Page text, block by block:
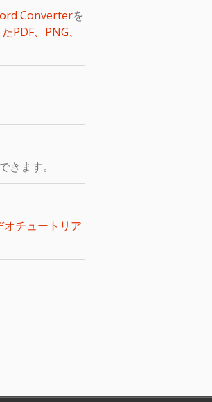
Converterを
PDF、PNG、
ます。
チュートリア